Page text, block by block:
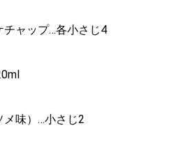
チャップ…各小さじ4
メ味）…小さじ2